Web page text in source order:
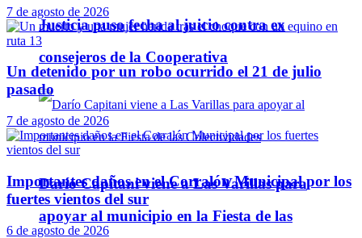
Justicia puso fecha al juicio contra ex
consejeros de la Cooperativa
Darío Capitani viene a Las Varillas para
apoyar al municipio en la Fiesta de las
7 de agosto de 2026
Un detenido por un robo ocurrido el 21 de julio
pasado
7 de agosto de 2026
Importantes daños en el Corralón Municipal por los
fuertes vientos del sur
6 de agosto de 2026